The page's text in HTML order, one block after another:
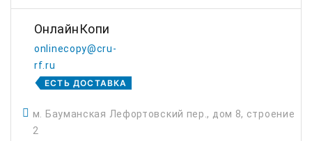
ОнлайнКопи
onlinecopy@cru-
rf.ru
ЕСТЬ ДОСТАВКА
м. Бауманская Лефортовский пер., дом 8, строение
2